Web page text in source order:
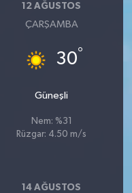
12 AĞUSTOS
ÇARŞAMBA
30°
Güneşli
Nem: %31
Rüzgar: 4.50 m/s
14 AĞUSTOS